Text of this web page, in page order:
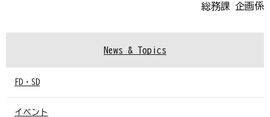
総務課 企画係
News & Topics
FD・SD
イベント